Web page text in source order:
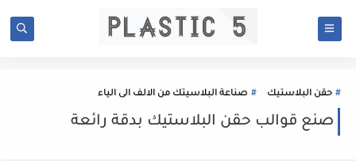
حقن البلاستيك صناعة البلاسيتك من الالف الى الياء
صنع قوالب حقن البلاستيك بدقة رائعة